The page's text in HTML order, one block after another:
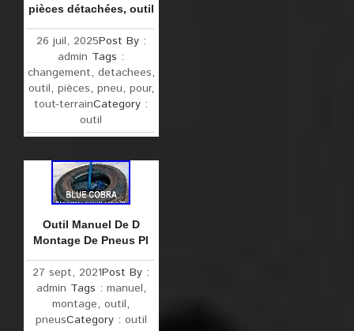
pièces détachées, outil
26 juil, 2025Post By :
admin Tags :
changement, detachees,
outil, pièces, pneu, pour,
tout-terrainCategory :
outil
Outil Manuel De D
Montage De Pneus Pl
27 sept, 2021Post By :
admin Tags : manuel,
montage,outil,
pneusCategory : outil